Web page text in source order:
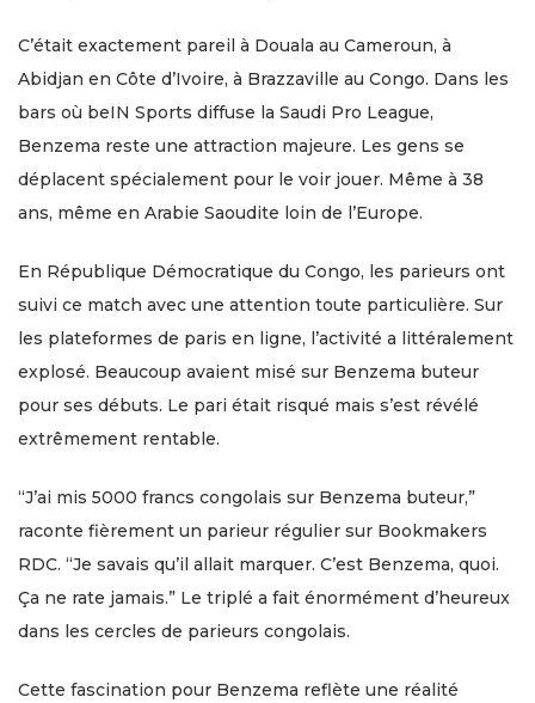
C’était exactement pareil à Douala au Cameroun, à
Abidjan en Côte d’Ivoire, à Brazzaville au Congo. Dans les
bars où beIN Sports diffuse la Saudi Pro League,
Benzema reste une attraction majeure. Les gens se
déplacent spécialement pour le voir jouer. Même à 38
ans, même en Arabie Saoudite loin de l’Europe.
En République Démocratique du Congo, les parieurs ont
suivi ce match avec une attention toute particulière. Sur
les plateformes de paris en ligne, l’activité a littéralement
explosé. Beaucoup avaient misé sur Benzema buteur
pour ses débuts. Le pari était risqué mais s’est révélé
extrêmement rentable.
“J’ai mis 5000 francs congolais sur Benzema buteur,”
raconte fièrement un parieur régulier sur Bookmakers
RDC. “Je savais qu’il allait marquer. C’est Benzema, quoi.
Ça ne rate jamais.” Le triplé a fait énormément d’heureux
dans les cercles de parieurs congolais.
Cette fascination pour Benzema reflète une réalité